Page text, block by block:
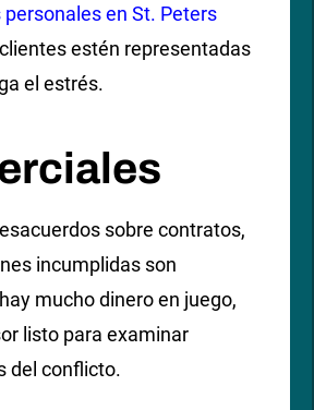
en St. Peters
estén representadas
el estrés.
sobre contratos,
incumplidas son
mucho dinero en juego,
listo para examinar
del conflicto.